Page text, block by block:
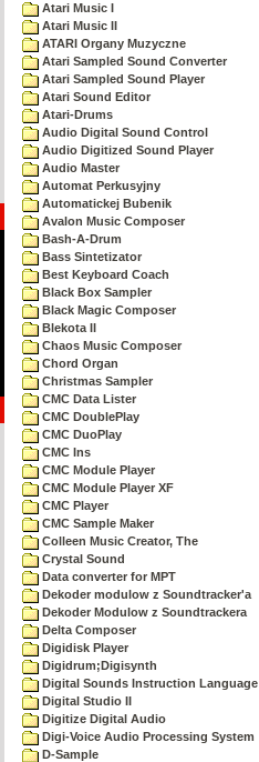
Atari Music I
Atari Music II
ATARI Organy Muzyczne
Atari Sampled Sound Converter
Atari Sampled Sound Player
Atari Sound Editor
Atari-Drums
Audio Digital Sound Control
Audio Digitized Sound Player
Audio Master
Automat Perkusyjny
Automatickej Bubenik
Avalon Music Composer
Bash-A-Drum
Bass Sintetizator
Best Keyboard Coach
Black Box Sampler
Black Magic Composer
Blekota II
Chaos Music Composer
Chord Organ
Christmas Sampler
CMC Data Lister
CMC DoublePlay
CMC DuoPlay
CMC Ins
CMC Module Player
CMC Module Player XF
CMC Player
CMC Sample Maker
Colleen Music Creator, The
Crystal Sound
Data converter for MPT
Dekoder modulow z Soundtracker'a
Dekoder Modulow z Soundtrackera
Delta Composer
Digidisk Player
Digidrum;Digisynth
Digital Sounds Instruction Language
Digital Studio II
Digitize Digital Audio
Digi-Voice Audio Processing System
D-Sample